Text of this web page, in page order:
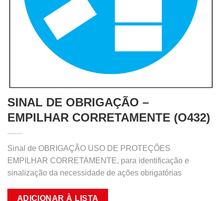
SINAL DE OBRIGAÇÃO –
EMPILHAR CORRETAMENTE (O432)
Sinal de OBRIGAÇÃO USO DE PROTEÇÕES
EMPILHAR CORRETAMENTE, para identificação e
sinalização da necessidade de ações obrigatórias
ADICIONAR À LISTA